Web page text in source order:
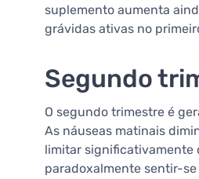
suplemento aumenta
grávidas ativas no
Segundo
O segundo trimestre é
As náuseas matinais
limitar significativamente
paradoxalmente sentir-